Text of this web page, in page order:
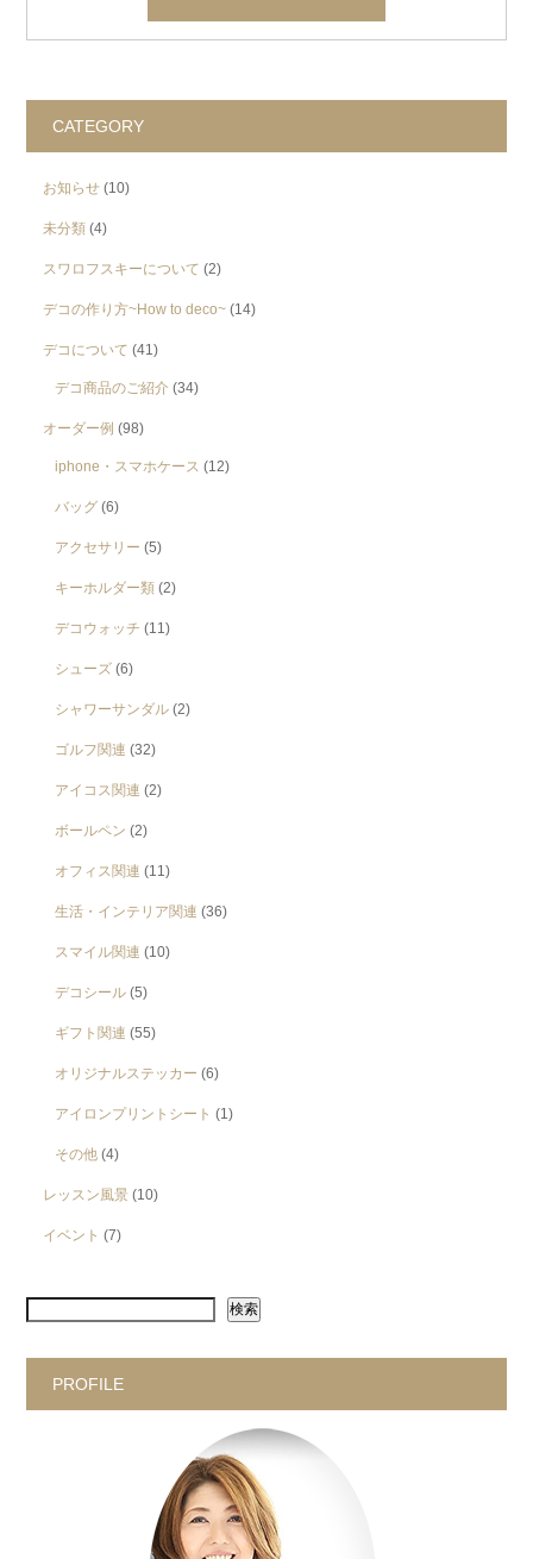
CATEGORY
お知らせ (10)
未分類 (4)
スワロフスキーについて (2)
デコの作り方~How to deco~ (14)
デコについて (41)
デコ商品のご紹介 (34)
オーダー例 (98)
iphone・スマホケース (12)
バッグ (6)
アクセサリー (5)
キーホルダー類 (2)
デコウォッチ (11)
シューズ (6)
シャワーサンダル (2)
ゴルフ関連 (32)
アイコス関連 (2)
ボールペン (2)
オフィス関連 (11)
生活・インテリア関連 (36)
スマイル関連 (10)
デコシール (5)
ギフト関連 (55)
オリジナルステッカー (6)
アイロンプリントシート (1)
その他 (4)
レッスン風景 (10)
イベント (7)
検索
PROFILE